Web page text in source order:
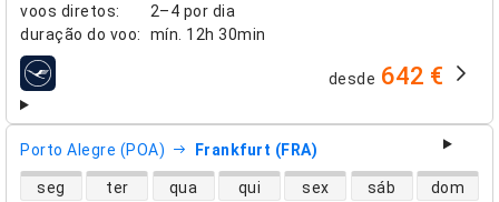
voos diretos:
2–4 por dia
duração do voo: mín. 12h 30min
companhias aéreas desde 642 €
Porto Alegre (POA) Frankfurt (FRA)
disponibilidade de voos diretos
seg ter qua qui sex sáb dom